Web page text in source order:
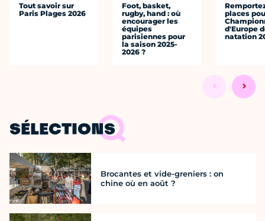
Tout savoir sur
Paris Plages 2026
Foot, basket,
rugby, hand : où
encourager les
équipes
parisiennes pour
la saison 2025-
2026 ?
places
d'Europe
natation
SÉLECTIONS
Brocantes et vide-greniers : on
chine où en août ?